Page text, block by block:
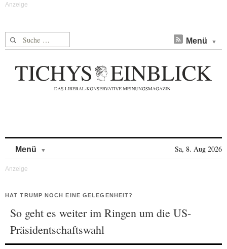
Suche nach: Menü
Menü Sa, 8. Aug 2026
HAT TRUMP NOCH EINE GELEGENHEIT?
So geht es weiter im Ringen um die US-
Präsidentschaftswahl